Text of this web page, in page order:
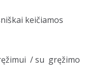
keičiamos
/ su gręžimo